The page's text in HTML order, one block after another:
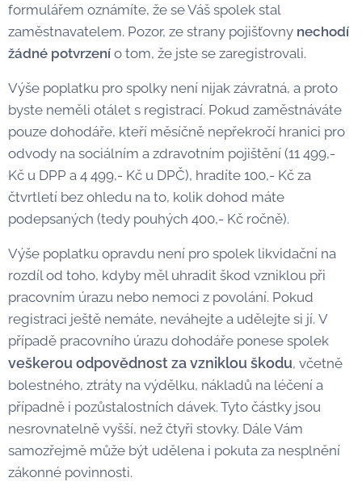
formulářem oznámíte, že se Váš spolek stal
zaměstnavatelem. Pozor, ze strany pojišťovny nechodí
žádné potvrzení o tom, že jste se zaregistrovali.
Výše poplatku pro spolky není nijak závratná, a proto
byste neměli otálet s registrací. Pokud zaměstnáváte
pouze dohodáře, kteří měsíčně nepřekročí hranici pro
odvody na sociálním a zdravotním pojištění (11 499,-
Kč u DPP a 4 499,- Kč u DPČ), hradíte 100,- Kč za
čtvrtletí bez ohledu na to, kolik dohod máte
podepsaných (tedy pouhých 400,- Kč ročně).
Výše poplatku opravdu není pro spolek likvidační na
rozdíl od toho, kdyby měl uhradit škod vzniklou při
pracovním úrazu nebo nemoci z povolání. Pokud
registraci ještě nemáte, neváhejte a udělejte si jí. V
případě pracovního úrazu dohodáře ponese spolek
veškerou odpovědnost za vzniklou škodu, včetně
bolestného, ztráty na výdělku, nákladů na léčení a
případně i pozůstalostních dávek. Tyto částky jsou
nesrovnatelně vyšší, než čtyři stovky. Dále Vám
samozřejmě může být udělena i pokuta za nesplnění
zákonné povinnosti.